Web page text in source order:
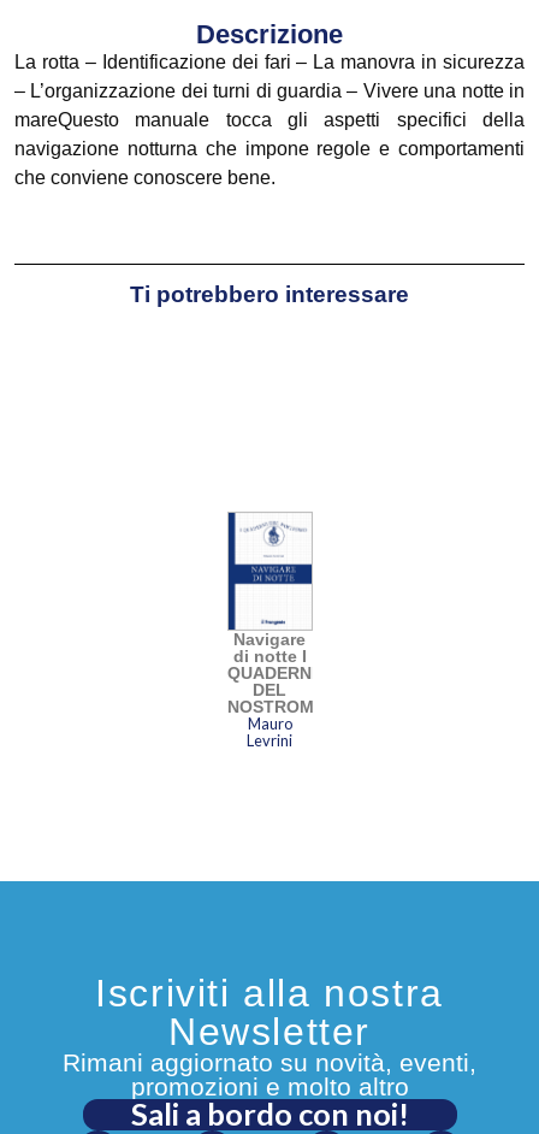
Descrizione
La rotta – Identificazione dei fari – La manovra in sicurezza
– L’organizzazione dei turni di guardia – Vivere una notte in
mareQuesto manuale tocca gli aspetti specifici della
navigazione notturna che impone regole e comportamenti
che conviene conoscere bene.
Ti potrebbero interessare
Navigare
di notte I
QUADERNI
DEL
NOSTROMO
Mauro
Levrini
Iscriviti alla nostra
Newsletter
Rimani aggiornato su novità, eventi,
promozioni e molto altro
Sali a bordo con noi!